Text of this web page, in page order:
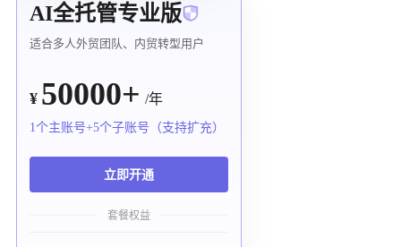
AI全托管专业版
适合多人外贸团队、内贸转型用户
¥ 50000+ /年
1个主账号+5个子账号（支持扩充）
立即开通
套餐权益